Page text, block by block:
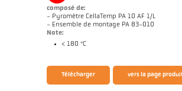
composé de:
- Pyromètre CellaTemp PA 10 AF 1/L
- Ensemble de montage PA 83-010
Note:
< 180 °C
Télécharger vers la page